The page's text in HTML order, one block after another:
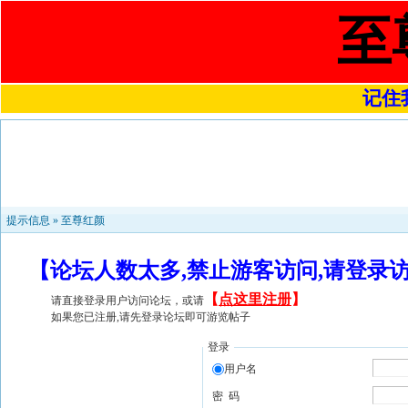
至
记住
提示信息 » 至尊红颜
【论坛人数太多,禁止游客访问,请登
请直接登录用户访问论坛，或请 【 点这里注册】
如果您已注册,请先登录论坛即可游览帖子
登录
用户名
密 码